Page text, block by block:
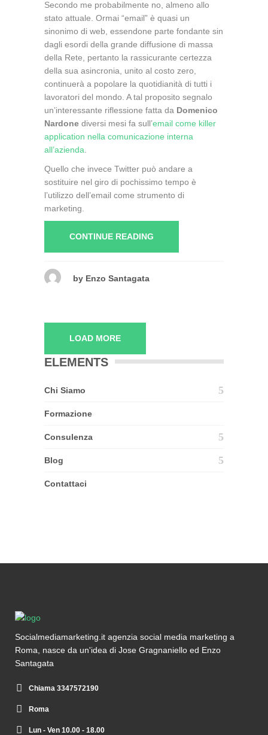
Secondo me probabilmente no, almeno allo
stato attuale. Ormai “email” è quasi un
sinonimo di web, essendone parte fondante sin
dagli esordi della grande diffusione di massa
della Rete, pertanto la rassicurante certezza
della sua asincronia, unito al costo zero,
continuerà a popolare la quotidianità di tutti i
lavoratori del mondo. A tal proposito segnalo
un’interessante riflessione fatta da Domenico
Nardone diversi mesi fa sull’email come killer
application nella comunicazione interna
all’azienda
Quello che invece Twitter può andare a
sostituire nel giro di pochissimo tempo è
l’utilizzo dell’email come strumento di
marketing.
CONTINUE READING
by Enzo Santagata
LOAD MORE
ELEMENTS
Chi Siamo
Formazione
Consulenza
Blog
Contattaci
Socialmediamarketing.it agenzia social media marketing a
Roma, nasce da un'idea di Jose Gragnaniello ed Enzo
Santagata
Chiama 3347572190
Roma
Lun - Ven 10.00 - 18.00